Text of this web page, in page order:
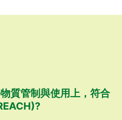
質管制與使用上，符合